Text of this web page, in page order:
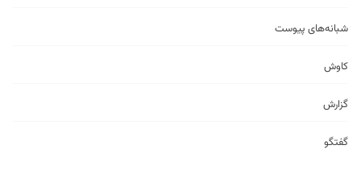
شبانه‌های پیوست
کاوش
گزارش
گفتگو